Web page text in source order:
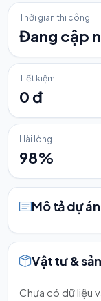
Thời gian thi công
Đang cập
Tiết kiệm
0 đ
Hài lòng
98%
Mô tả dự án
Vật tư &
Chưa có dữ liệu